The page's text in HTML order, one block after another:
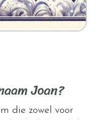
Joan?
die zowel voor